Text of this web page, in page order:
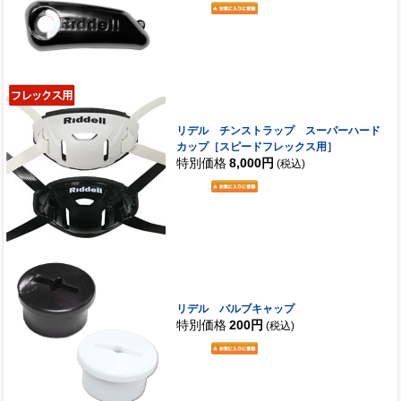
リデル チンストラップ スーパーハード
カップ［スピードフレックス用］
特別価格 8,000円 (税込)
リデル バルブキャップ
特別価格 200円 (税込)